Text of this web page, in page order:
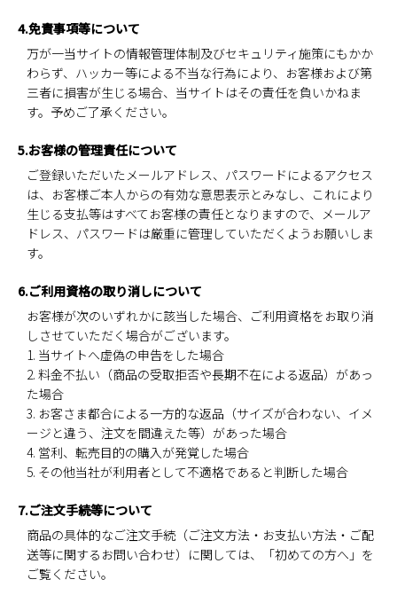
4.免責事項等について
万が一当サイトの情報管理体制及びセキュリティ施策にもかか
わらず、ハッカー等による不当な行為により、お客様および第
三者に損害が生じる場合、当サイトはその責任を負いかねま
す。予めご了承ください。
5.お客様の管理責任について
ご登録いただいたメールアドレス、パスワードによるアクセス
は、お客様ご本人からの有効な意思表示とみなし、これにより
生じる支払等はすべてお客様の責任となりますので、メールア
ドレス、パスワードは厳重に管理していただくようお願いしま
す。
6.ご利用資格の取り消しについて
お客様が次のいずれかに該当した場合、ご利用資格をお取り消
しさせていただく場合がございます。
1. 当サイトへ虚偽の申告をした場合
2. 料金不払い（商品の受取拒否や長期不在による返品）があっ
た場合
3. お客さま都合による一方的な返品（サイズが合わない、イメ
ージと違う、注文を間違えた等）があった場合
4. 営利、転売目的の購入が発覚した場合
5. その他当社が利用者として不適格であると判断した場合
7.ご注文手続等について
商品の具体的なご注文手続（ご注文方法・お支払い方法・ご配
送等に関するお問い合わせ）に関しては、「初めての方へ」を
ご覧ください。